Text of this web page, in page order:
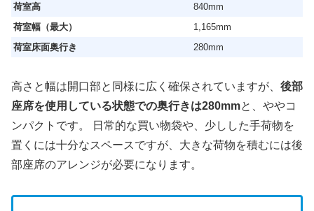
荷室高
840mm
荷室幅（最大）
1,165mm
荷室床面奥行き
280mm
高さと幅は開口部と同様に広く確保されていますが、 後部
座席を使用している状態での奥行きは280mmと、ややコ
ンパクトです。 日常的な買い物袋や、少しした手荷物を
置くには十分なスペースですが、大きな荷物を積むには後
部座席のアレンジが必要になります。